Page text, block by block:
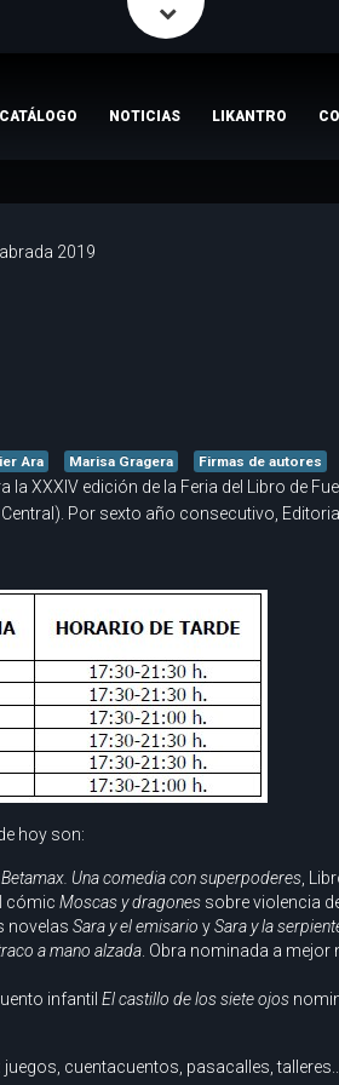
CATÁLOGO NOTICIAS LIKANTRO
2019
Ara Marisa Gragera Firmas de autores
la XXXIV edición de la Feria del Libro de
Por sexto año consecutivo,
hoy son:
Betamax. Una comedia con superpoderes ,
cómic Moscas y dragones sobre violencia
novelas Sara y el emisario ySara y la
a mano alzada . Obra nominada a
infantil El castillo de los siete ojos
cuentacuentos, pasacalles,